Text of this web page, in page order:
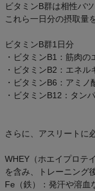
ビタミンB群は相性バツ
これら一日分の摂取量
ビタミンB群1日分
・ビタミンB1：筋肉
・ビタミンB2：エネ
・ビタミンB6：アミ
・ビタミンB12：タン
さらに、アスリートに
WHEY（ホエイプロテ
を含み、トレーニング
Fe（鉄）：発汗や溶血